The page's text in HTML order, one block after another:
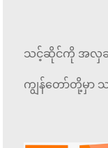
သင့်ဆိုင်ကို အလှဆ
ကျွန်တော်တို့မှာ